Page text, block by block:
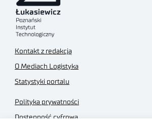
Kontakt z redakcją
O Mediach Logistyka
Statystyki portalu
Polityka prywatności
Dostępność cyfrowa